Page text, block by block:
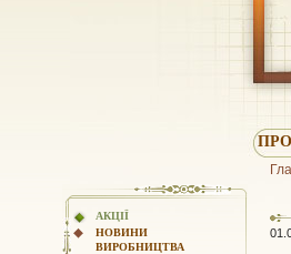
АКЦІЇ
НОВИНИ
ВИРОБНИЦТВА